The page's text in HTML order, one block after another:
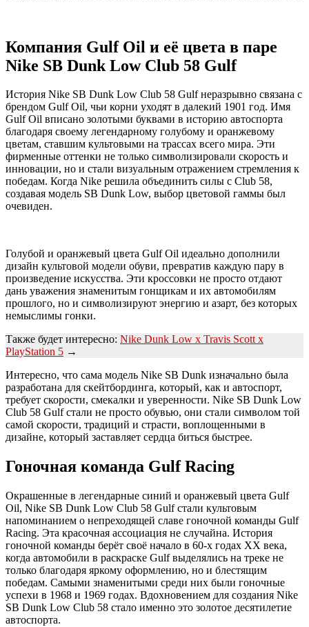
Компания Gulf Oil и её цвета в паре
Nike SB Dunk Low Club 58 Gulf
История Nike SB Dunk Low Club 58 Gulf неразрывно связана с
брендом Gulf Oil, чьи корни уходят в далекий 1901 год. Имя
Gulf Oil вписано золотыми буквами в историю автоспорта
благодаря своему легендарному голубому и оранжевому
цветам, ставшим культовыми на трассах всего мира. Эти
фирменные оттенки не только символизировали скорость и
инновации, но и стали визуальным отражением стремления к
победам. Когда Nike решила объединить силы с Club 58,
создавая модель SB Dunk Low, выбор цветовой гаммы был
очевиден.
Голубой и оранжевый цвета Gulf Oil идеально дополнили
дизайн культовой модели обуви, превратив каждую пару в
произведение искусства. Эти кроссовки не просто отдают
дань уважения знаменитым гонщикам и их автомобилям
прошлого, но и символизируют энергию и азарт, без которых
немыслимы гонки.
Также будет интересно: Nike Dunk Low x Travis Scott x
PlayStation 5 →
Интересно, что сама модель Nike SB Dunk изначально была
разработана для скейтбординга, который, как и автоспорт,
требует скорости, смекалки и уверенности. Nike SB Dunk Low
Club 58 Gulf стали не просто обувью, они стали символом той
самой скорости, традиций и страсти, воплощенными в
дизайне, который заставляет сердца биться быстрее.
Гоночная команда Gulf Racing
Окрашенные в легендарные синий и оранжевый цвета Gulf
Oil, Nike SB Dunk Low Club 58 Gulf стали культовым
напоминанием о непреходящей славе гоночной команды Gulf
Racing. Эта красочная ассоциация не случайна. История
гоночной команды берёт своё начало в 60-х годах XX века,
когда автомобили в раскраске Gulf выделялись на треке не
только благодаря яркому оформлению, но и блестящим
победам. Самыми знаменитыми среди них были гоночные
успехи в 1968 и 1969 годах. Вдохновением для создания Nike
SB Dunk Low Club 58 стало именно это золотое десятилетие
автоспорта.